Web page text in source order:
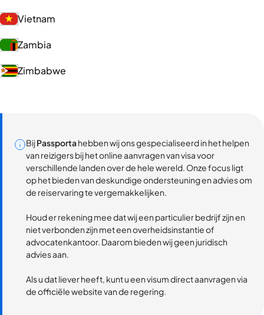
Vietnam
Zambia
Zimbabwe
BijPassportahebben wij ons gespecialiseerd in het helpen
van reizigers bij het online aanvragen van visa voor
verschillende landen over de hele wereld. Onze focus ligt
op het bieden van deskundige ondersteuning en advies om
de reiservaring te vergemakkelijken.
Houd er rekening mee dat wij een particulier bedrijf zijn en
niet verbonden zijn met een overheidsinstantie of
advocatenkantoor. Daarom bieden wij geen juridisch
advies aan.
Als u dat liever heeft, kunt u een visum direct aanvragen via
de officiële website van de regering.